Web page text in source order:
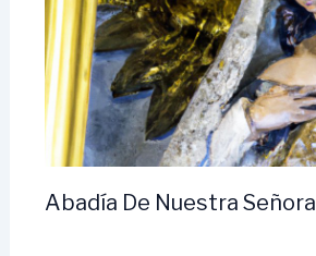
Abadía De Nuestra Señora